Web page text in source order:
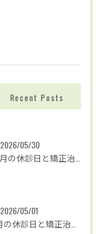
Recent Posts
2026/05/30
2026/05/01